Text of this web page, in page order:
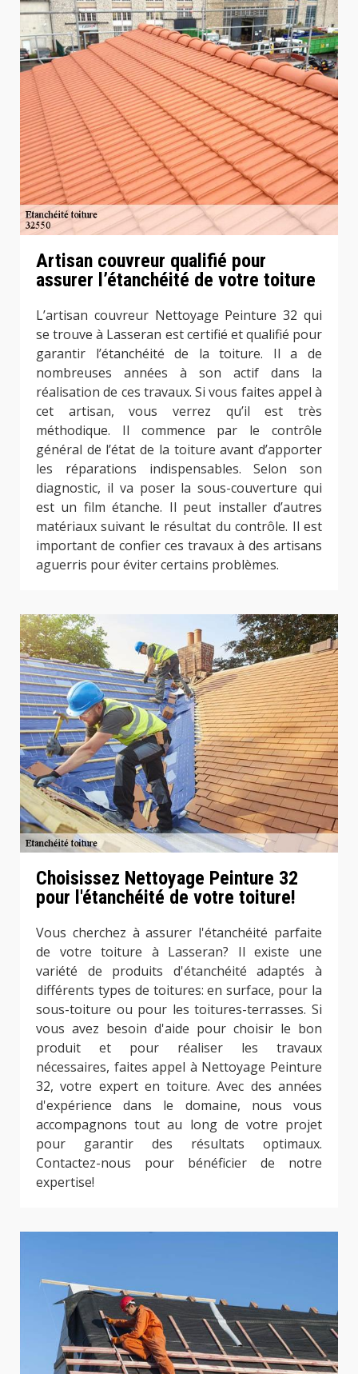
Artisan couvreur qualifié pour
assurer l’étanchéité de votre toiture
L’artisan couvreur Nettoyage Peinture 32 qui
se trouve à Lasseran est certifié et qualifié pour
garantir l’étanchéité de la toiture. Il a de
nombreuses années à son actif dans la
réalisation de ces travaux. Si vous faites appel à
cet artisan, vous verrez qu’il est très
méthodique. Il commence par le contrôle
général de l’état de la toiture avant d’apporter
les réparations indispensables. Selon son
diagnostic, il va poser la sous-couverture qui
est un film étanche. Il peut installer d’autres
matériaux suivant le résultat du contrôle. Il est
important de confier ces travaux à des artisans
aguerris pour éviter certains problèmes.
Choisissez Nettoyage Peinture 32
pour l'étanchéité de votre toiture!
Vous cherchez à assurer l'étanchéité parfaite
de votre toiture à Lasseran? Il existe une
variété de produits d'étanchéité adaptés à
différents types de toitures: en surface, pour la
sous-toiture ou pour les toitures-terrasses. Si
vous avez besoin d'aide pour choisir le bon
produit et pour réaliser les travaux
nécessaires, faites appel à Nettoyage Peinture
32, votre expert en toiture. Avec des années
d'expérience dans le domaine, nous vous
accompagnons tout au long de votre projet
pour garantir des résultats optimaux.
Contactez-nous pour bénéficier de notre
expertise!